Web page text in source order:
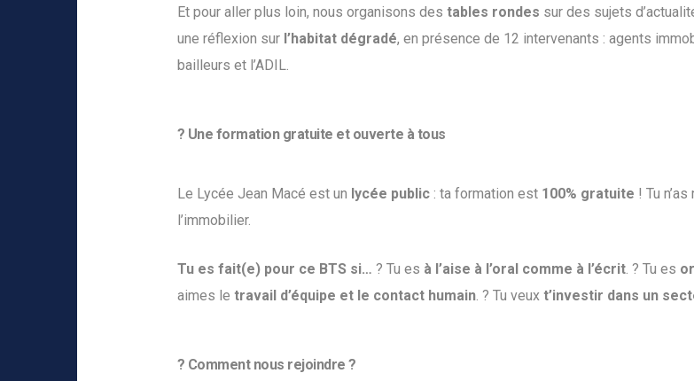
Et pour aller plus loin, nous organisons des tables rondes sur des sujets
une réflexion sur l’habitat dégradé, en présence de 12 intervenants : agents
bailleurs et l’ADIL.
? Une formation gratuite et ouverte à tous
Le Lycée Jean Macé est un lycée public: ta formation est 100% gratuite ! Tu
l’immobilier.
Tu es fait(e) pour ce BTS si… ? Tu es à l’aise à l’oral comme à l’écrit. ? Tu es
aimes le travail d’équipe et le contact humain. ? Tu veux t’investir dans un
? Comment nous rejoindre ?